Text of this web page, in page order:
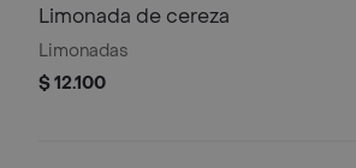
Limonada de cereza
Limonadas
$ 12.100